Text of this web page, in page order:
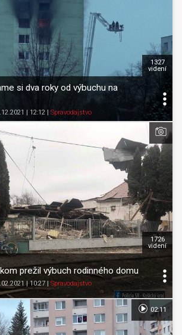
si dva roky od výbuchu na
| 12:12 | Spravodajstvo
1327
videní
prežil výbuch rodinného domu
| 10:27| Spravodajstvo
1726
videní
02:11